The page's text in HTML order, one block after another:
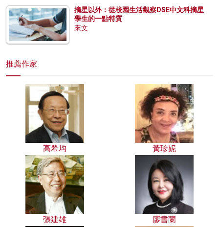
摘星以外：從校園生活觀察DSE中文科摘星
學生的一點特質
來文
推薦作家
高希均 黃珍妮
張建雄 廖書蘭